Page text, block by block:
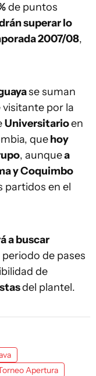
de puntos
superar lo
2007/08,
se suman
visitante por la
Universitarioen
quehoy
, aunquea
y Coquimbo
partidos en el
a buscar
periodo de pases
de
del plantel.
Apertura